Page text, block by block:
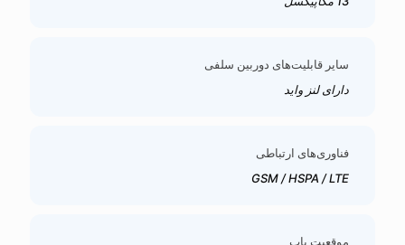
سایر قابلیت‌های دوربین سلفی
دارای لنز واید
فناوری‌های ارتباطی
GSM / HSPA / LTE
موقعیت یاب